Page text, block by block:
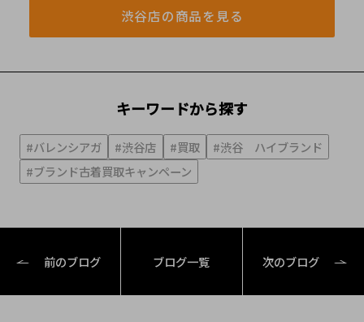
渋谷店の商品を見る
キーワードから探す
#バレンシアガ #渋谷店 #買取
#渋谷 ハイブランド
#ブランド古着買取キャンペーン
前のブログ ブログ一覧 次のブログ